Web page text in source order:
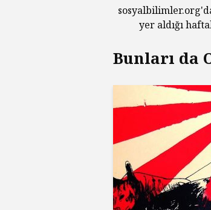
yer aldığı
Bunları da